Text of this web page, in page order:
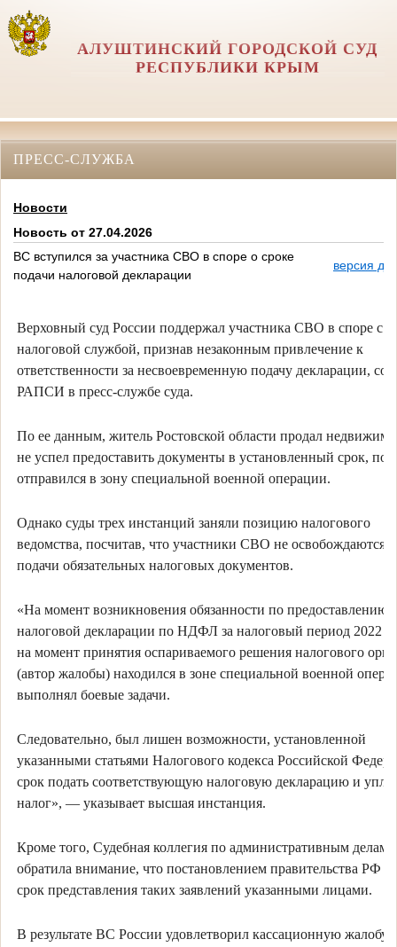
АЛУШТИНСКИЙ ГОРОДСКОЙ СУД
РЕСПУБЛИКИ КРЫМ
ПРЕСС-СЛУЖБА
Новости
Новость от 27.04.2026
ВС вступился за участника СВО в споре о сроке
подачи налоговой декларации
версия
Верховный суд России поддержал участника СВО в споре с
налоговой службой, признав незаконным привлечение к
ответственности за несвоевременную подачу декларации,
РАПСИ в пресс-службе суда.
По ее данным, житель Ростовской области продал
не успел предоставить документы в установленный срок,
отправился в зону специальной военной операции.
Однако суды трех инстанций заняли позицию налогового
ведомства, посчитав, что участники СВО не освобождаются
подачи обязательных налоговых документов.
«На момент возникновения обязанности по предоставлению
налоговой декларации по НДФЛ за налоговый период 2022
на момент принятия оспариваемого решения налогового
(автор жалобы) находился в зоне специальной военной
выполнял боевые задачи.
Следовательно, был лишен возможности, установленной
указанными статьями Налогового кодекса Российской
срок подать соответствующую налоговую декларацию и
налог», — указывает высшая инстанция.
Кроме того, Судебная коллегия по административным делам
обратила внимание, что постановлением правительства РФ
срок представления таких заявлений указанными лицами.
В результате ВС России удовлетворил кассационную жалобу